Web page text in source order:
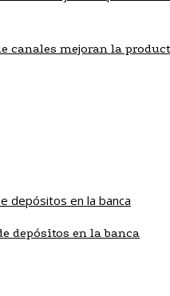
canales mejoran la
depósitos en la banca